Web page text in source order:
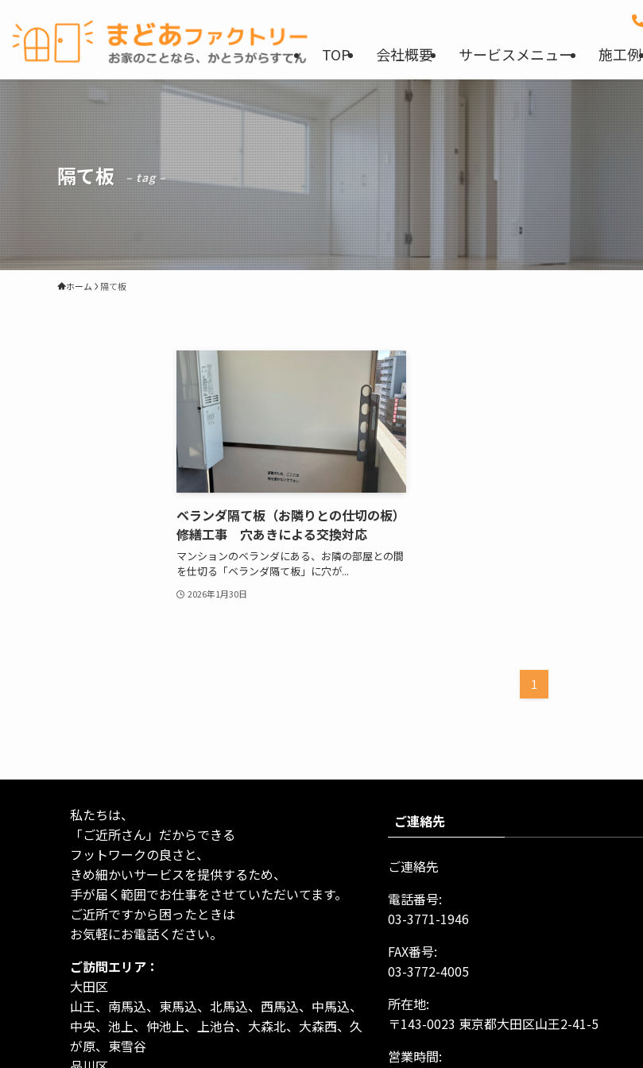
TOP 会社概要 サービスメニュー 施工例
隔て板 – tag –
ホーム 隔て板
ベランダ隔て板（お隣りとの仕切の板）
修繕工事 穴あきによる交換対応
マンションのベランダにある、お隣の部屋との間
を仕切る「ベランダ隔て板」に穴が...
2026年1月30日
1
私たちは、
「ご近所さん」だからできる
フットワークの良さと、
きめ細かいサービスを提供するため、
手が届く範囲でお仕事をさせていただいてます。
ご近所ですから困ったときは
お気軽にお電話ください。
ご訪問エリア：
大田区
山王、南馬込、東馬込、北馬込、西馬込、中馬込、
中央、池上、仲池上、上池台、大森北、大森西、久
が原、東雪谷
ご連絡先
ご連絡先
電話番号:
03-3771-1946
FAX番号:
03-3772-4005
所在地:
〒143-0023 東京都大田区山王2-41-5
営業時間: